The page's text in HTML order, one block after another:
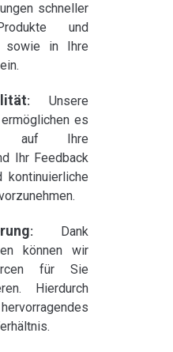
schneller
und
sowie in Ihre
: Unsere
es
auf Ihre
Ihr Feedback
kontinuierliche
: Dank
können wir
für Sie
Hierdurch